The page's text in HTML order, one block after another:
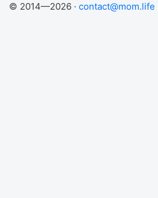
© 2014—2026 · contact@mom.life